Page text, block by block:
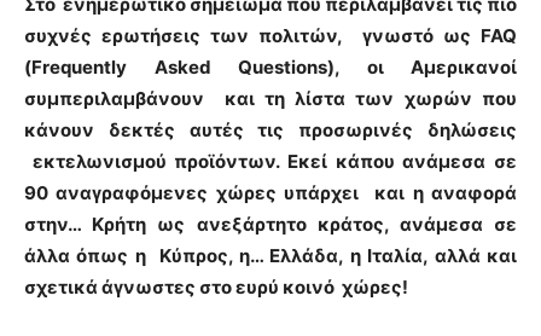
συχνές ερωτήσεις των πολιτών, γνωστό ως FAQ
(Frequently Asked Questions), οι Αμερικανοί
συμπεριλαμβάνουν και τη λίστα των χωρών που
κάνουν δεκτές αυτές τις προσωρινές δηλώσεις
εκτελωνισμού προϊόντων. Εκεί κάπου ανάμεσα σε
90 αναγραφόμενες χώρες υπάρχει και η αναφορά
στην… Κρήτη ως ανεξάρτητο κράτος, ανάμεσα σε
άλλα όπως η Κύπρος, η… Ελλάδα, η Ιταλία, αλλά και
σχετικά άγνωστες στο ευρύ κοινό χώρες!